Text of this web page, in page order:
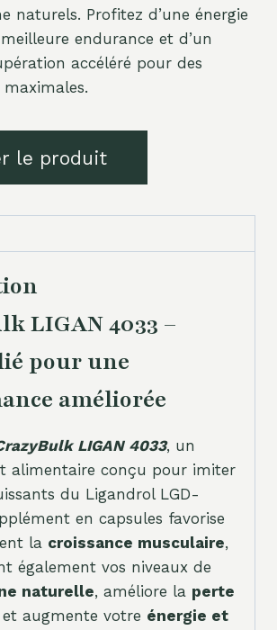
€.64,99 €.
naturels. Profitez d’une énergie
endurance et d’un
accéléré pour des
le produit
LIGAN 4033 –
pour une
améliorée
LIGAN 4033, un
alimentaire conçu pour imiter
du Ligandrol LGD-
en capsules favorise
la croissance musculaire,
également vos niveaux de
naturelle, améliore la perte
et augmente votre énergie et